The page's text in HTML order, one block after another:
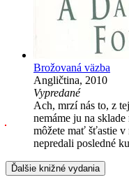
Brožovaná väzba
Angličtina, 2010
Vypredané
Ach, mrzí nás to, z
nemáme ju na
môžete mať šťastie
nepredali posledné
Ďalšie knižné vydania